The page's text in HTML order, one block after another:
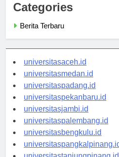
Categories
universitasaceh.id
universitasmedan.id
universitaspadang.id
universitaspekanbaru.id
universitasjambi.id
universitaspalembang.id
universitasbengkulu.id
universitaspangkalpinang.id